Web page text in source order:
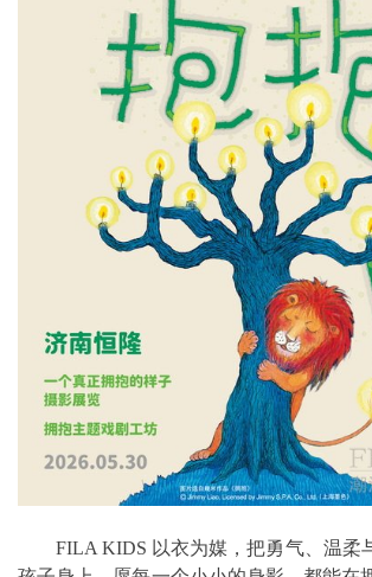
FILA KIDS 以衣为媒，把勇气、温柔